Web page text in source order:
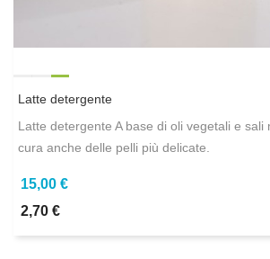
Latte detergente
Latte detergente A base di oli vegetali e sali
cura anche delle pelli più delicate.
15,00 €
2,70 €